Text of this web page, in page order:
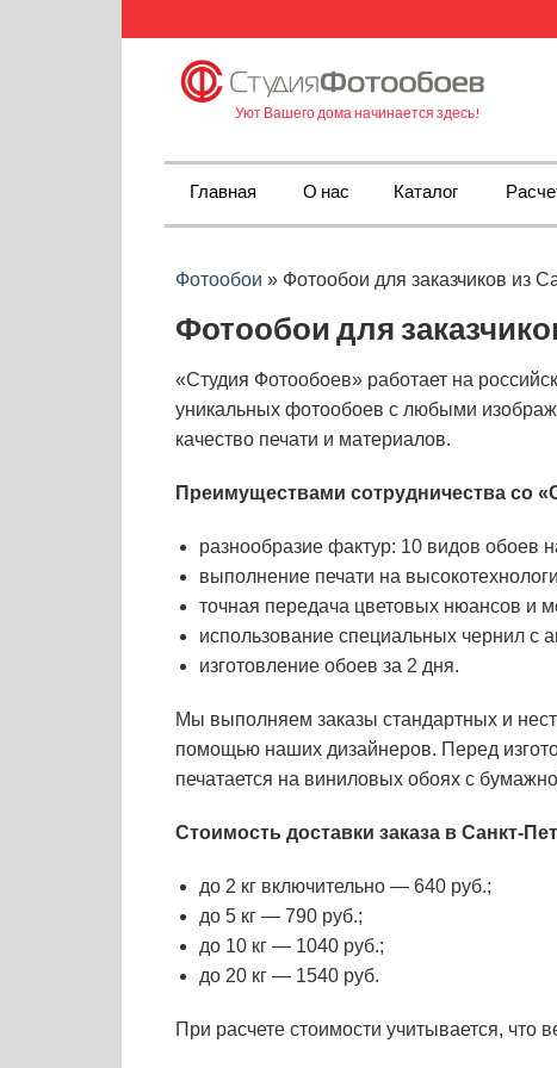
Уют Вашего дома начинается здесь!
Главная О нас Каталог
Фотообои » Фотообои для заказчиков из
Фотообои для
«Студия Фотообоев» работает на
уникальных фотообоев с любыми
качество печати и материалов.
Преимуществами сотрудничества со
разнообразие фактур: 10 видов обоев
выполнение печати на
точная передача цветовых нюансов и
использование специальных чернил с
изготовление обоев за 2 дня.
Мы выполняем заказы стандартных и
помощью наших дизайнеров. Перед
печатается на виниловых обоях с
Стоимость доставки заказа в Санкт-
до 2 кг включительно — 640 руб.;
до 5 кг — 790 руб.;
до 10 кг — 1040 руб.;
до 20 кг — 1540 руб.
При расчете стоимости учитывается, что